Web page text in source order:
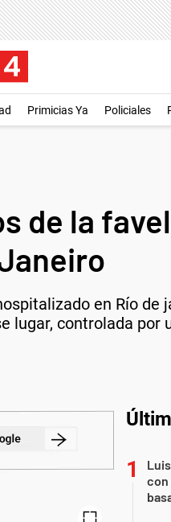
Primicias Ya Policiales
de la
en Río de
lugar, controlada por
con